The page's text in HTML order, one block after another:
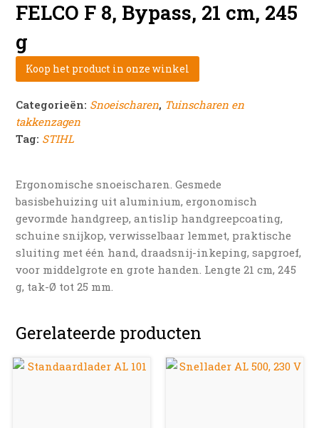
FELCO F 8, Bypass, 21 cm, 245
g
Koop het product in onze winkel
Categorieën: Snoeischaren, Tuinscharen en
takkenzagen
Tag: STIHL
Ergonomische snoeischaren. Gesmede
basisbehuizing uit aluminium, ergonomisch
gevormde handgreep, antislip handgreepcoating,
schuine snijkop, verwisselbaar lemmet, praktische
sluiting met één hand, draadsnij-inkeping, sapgroef,
voor middelgrote en grote handen. Lengte 21 cm, 245
g, tak-Ø tot 25 mm.
Gerelateerde producten